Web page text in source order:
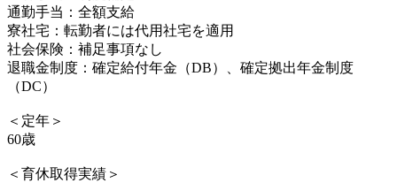
通勤手当：全額支給
寮社宅：転勤者には代用社宅を適用
社会保険：補足事項なし
退職金制度：確定給付年金（DB）、確定拠出年金制度
（DC）
＜定年＞
60歳
＜育休取得実績＞